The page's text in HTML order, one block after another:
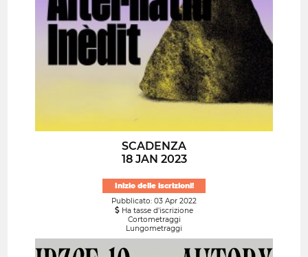
SCADENZA
18 JAN 2023
Inizio delle iscrizioni!
Pubblicato: 03 Apr 2022
Ha tasse d'iscrizione
Cortometraggi
Lungometraggi